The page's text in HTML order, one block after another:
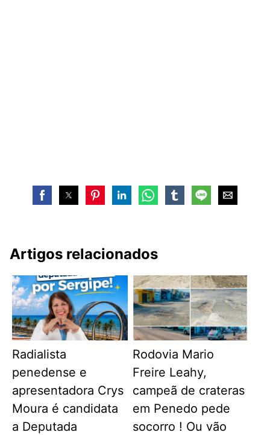
Artigos relacionados
Radialista
penedense e
apresentadora Crys
Moura é candidata
a Deputada
Rodovia Mario
Freire Leahy,
campeã de crateras
em Penedo pede
socorro ! Ou vão